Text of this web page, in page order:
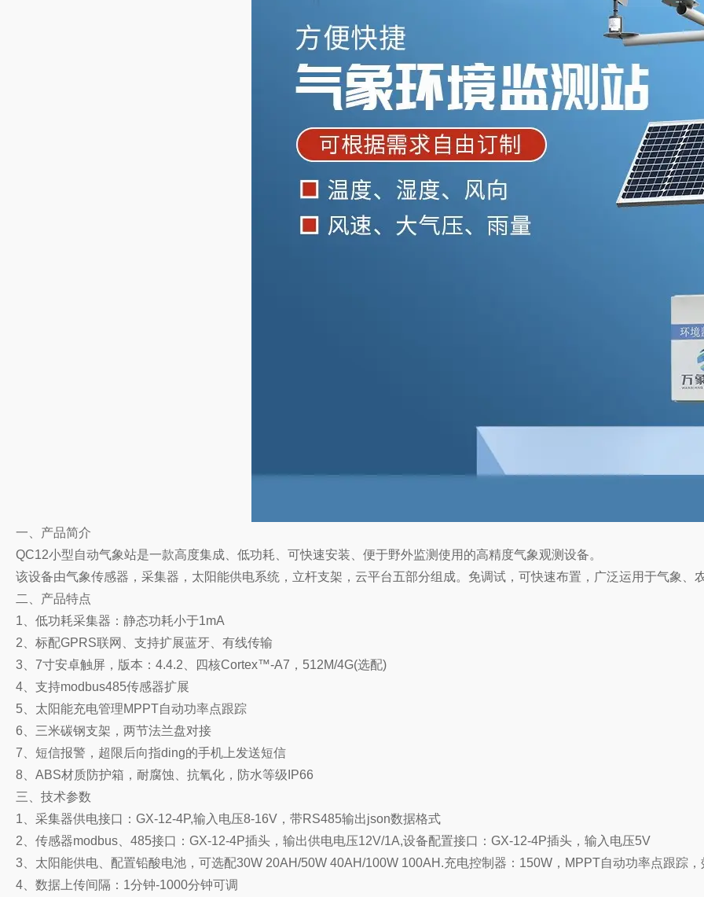
一、产品简介
QC12小型自动气象站是一款高度集成、低功耗、可快速安装、便于野外监测使用的高精度气象观测设备。
该设备由气象传感器，采集器，太阳能供电系统，立杆支架，云平台五部分组成。免调试，可快速布置，广泛运用于气象
二、产品特点
1、低功耗采集器：静态功耗小于1mA
2、标配GPRS联网、支持扩展蓝牙、有线传输
3、7寸安卓触屏，版本：4.4.2、四核Cortex™-A7，512M/4G(选配)
4、支持modbus485传感器扩展
5、太阳能充电管理MPPT自动功率点跟踪
6、三米碳钢支架，两节法兰盘对接
7、短信报警，超限后向指ding的手机上发送短信
8、ABS材质防护箱，耐腐蚀、抗氧化，防水等级IP66
三、技术参数
1、 采集器供电接口：GX-12-4P,输入电压8-16V，带RS485输出json数据格式
2、传感器modbus、485接口：GX-12-4P插头，输出供电电压12V/1A,设备配置接口：GX-12-4P插头，输入电压5V
3、太阳能供电、配置铅酸电池，可选配30W 20AH/50W 40AH/100W 100AH.充电控制器：150W，MPPT自动功率点跟踪
4、数据上传间隔：1分钟-1000分钟可调